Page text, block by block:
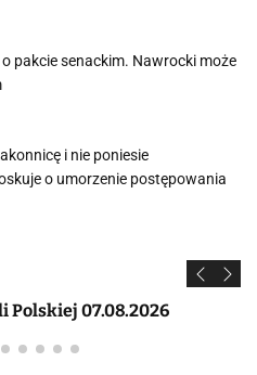
pakcie senackim. Nawrocki może
i nie poniesie
o umorzenie postępowania
Polskiej 07.08.2026